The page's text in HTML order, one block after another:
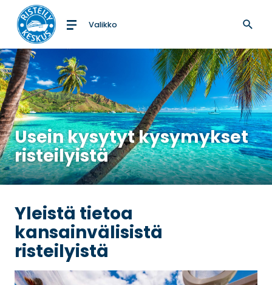
Etusivulle
Valikko
Usein kysytyt kysymykset
risteilyistä
Yleistä tietoa
kansainvälisistä
risteilyistä